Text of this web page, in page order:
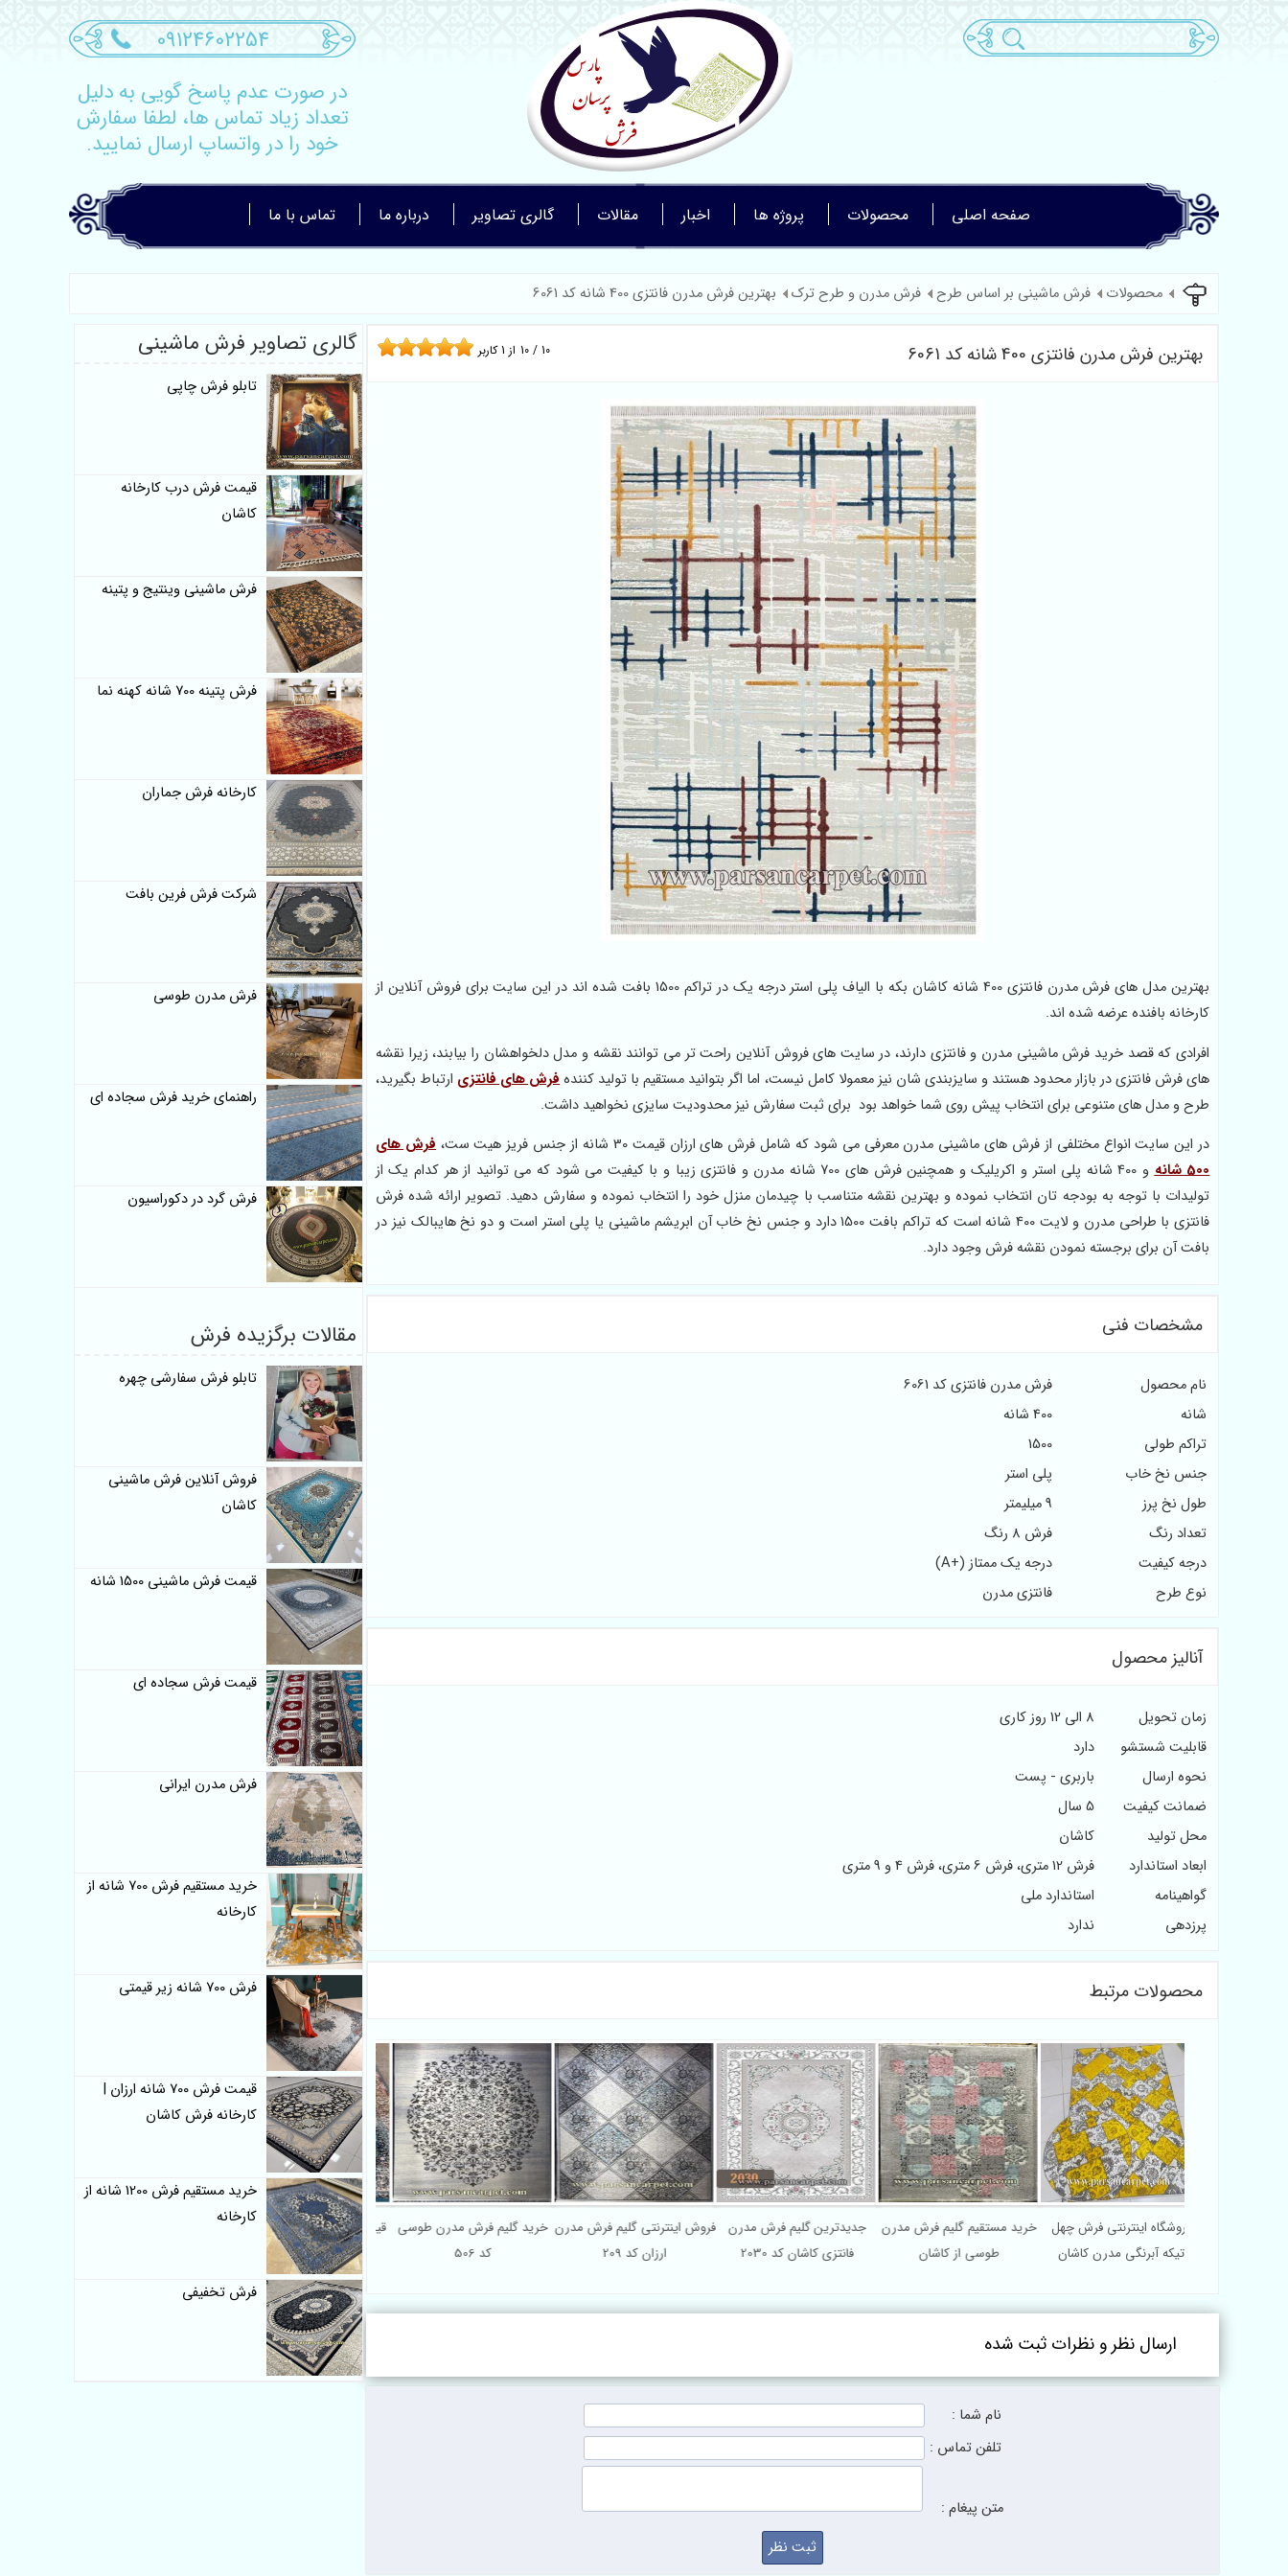
09124602254
در صورت عدم پاسخ گویی به دلیل
تعداد زیاد تماس ها، لطفا سفارش
خود را در واتساپ ارسال نمایید.
صفحه اصلی محصولات پروژه ها اخبار مقالات گالری تصاویر درباره ما تماس با ما
محصولات فرش ماشینی بر اساس طرح فرش مدرن و طرح ترک بهترین فرش مدرن فانتزی 400 شانه کد 6061
بهترین فرش مدرن فانتزی 400 شانه کد 6061 10 / 10 از 1کاربر
بهترین مدل های فرش مدرن فانتزی 400 شانه کاشان بکه با الیاف پلی استر درجه یک در تراکم 1500 بافت شده اند در این سایت برای فروش آنلاین از
کارخانه بافنده عرضه شده اند.
افرادی که قصد خرید فرش ماشینی مدرن و فانتزی دارند، در سایت های فروش آنلاین راحت تر می توانند نقشه و مدل دلخواهشان را بیابند، زیرا نقشه
های فرش فانتزی در بازار محدود هستند و سایزبندی شان نیز معمولا کامل نیست، اما اگر بتوانید مستقیم با تولید کنندهفرش های فانتزی ارتباط بگیرید،
طرح و مدل های متنوعی برای انتخاب پیش روی شما خواهد بود برای ثبت سفارش نیز محدودیت سایزی نخواهید داشت.
در این سایت انواع مختلفی از فرش های ماشینی مدرن معرفی می شود که شامل فرش های ارزان قیمت 30 شانه از جنس فریز هیت ست،
فرش های
500 شانه
و 400 شانه پلی استر و اکریلیک و همچنین فرش های 700 شانه مدرن و فانتزی زیبا و با کیفیت می شود که می توانید از هر کدام یک از
تولیدات با توجه به بودجه تان انتخاب نموده و بهترین نقشه متناسب با چیدمان منزل خود را انتخاب نموده و سفارش دهید. تصویر ارائه شده فرش
فانتزی با طراحی مدرن و لایت 400 شانه است که تراکم بافت 1500 دارد و جنس نخ خاب آن ابریشم ماشینی یا پلی استر است و دو نخ هایبالک نیز در
بافت آن برای برجسته نمودن نقشه فرش وجود دارد.
مشخصات فنی
نام محصول
فرش مدرن فانتزی کد 6061
شانه
400 شانه
تراکم طولی
1500
جنس نخ خاب
پلی استر
طول نخ پرز
9 میلیمتر
تعداد رنگ
فرش 8 رنگ
درجه کیفیت
درجه یک ممتاز (+A)
نوع طرح
فانتزی مدرن
آنالیز محصول
زمان تحویل
8 الی 12 روز کاری
قابلیت شستشو
دارد
نحوه ارسال
باربری - پست
ضمانت کیفیت
5 سال
محل تولید
کاشان
ابعاد استاندارد
فرش 12 متری، فرش 6 متری، فرش 4 و 9 متری
گواهینامه
استاندارد ملی
پرزدهی
ندارد
محصولات مرتبط
قیمت فرش 500 شانه ماشینی
مدرن طرح جدید
خرید گلیم فرش مدرن طوسی
کد 506
فروش اینترنتی گلیم فرش مدرن
ارزان کد 209
جدیدترین گلیم فرش مدرن
فانتزی کاشان کد 2030
خرید مستقیم گلیم فرش مدرن
طوسی از کاشان
فروشگاه اینترنتی فرش چهل
تیکه آبرنگی مدرن کاشان
ارسال نظر و نظرات ثبت شده
نام شما :
تلفن تماس :
متن پیغام :
گالری تصاویر فرش ماشینی
تابلو فرش چاپی
قیمت فرش درب کارخانه
کاشان
فرش ماشینی وینتیج و پتینه
فرش پتینه 700 شانه کهنه نما
کارخانه فرش جماران
شرکت فرش فرین بافت
فرش مدرن طوسی
راهنمای خرید فرش سجاده ای
فرش گرد در دکوراسیون
مقالات برگزیده فرش
تابلو فرش سفارشی چهره
فروش آنلاین فرش ماشینی
کاشان
قیمت فرش ماشینی 1500 شانه
قیمت فرش سجاده ای
فرش مدرن ایرانی
خرید مستقیم فرش 700 شانه از
کارخانه
فرش 700 شانه زیر قیمتی
قیمت فرش 700 شانه ارزان |
کارخانه فرش کاشان
خرید مستقیم فرش 1200 شانه از
کارخانه
فرش تخفیفی